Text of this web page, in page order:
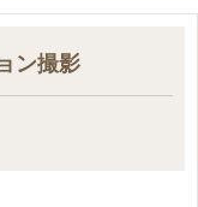
ン撮影